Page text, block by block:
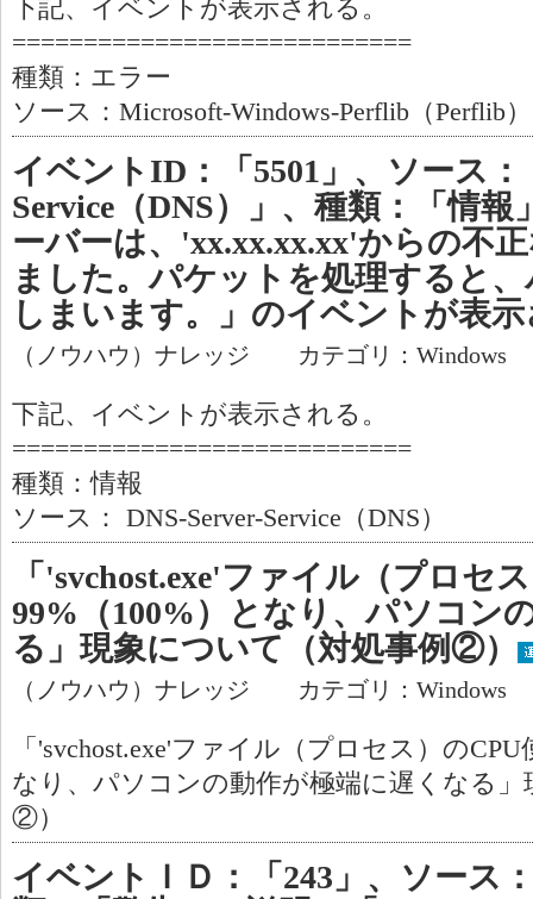
下記、イベントが表示される。
============================
種類：エラー
ソース：Microsoft-Windows-Perflib（Perflib）
イベントID：「5501」、ソース：
Service（DNS）」、種類：「情報
ーバーは、'xx.xx.xx.xx'からの不
ました。パケットを処理すると
しまいます。」のイベントが表
（ノウハウ）ナレッジ カテゴリ：Windows
下記、イベントが表示される。
============================
種類：情報
ソース： DNS-Server-Service（DNS）
「'svchost.exe'ファイル（プロセ
99%（100%）となり、パソコン
る」現象について（対処事例②）
（ノウハウ）ナレッジ カテゴリ：Windows
「'svchost.exe'ファイル（プロセス）の
なり、パソコンの動作が極端に遅くなる
②）
イベントＩＤ：「243」、ソース